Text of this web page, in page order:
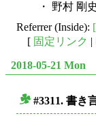
・ 野村 剛
Referrer (Inside):
[ 固定リンク |
2018-05-21 Mon
#3311. 書き